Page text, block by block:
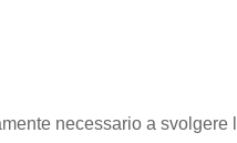
necessario a svolgere